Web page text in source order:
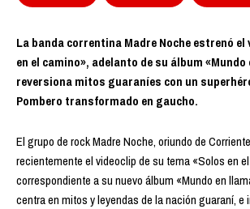
La banda correntina Madre Noche estrenó el
en el camino», adelanto de su álbum
reversiona mitos guaraníes con un
Pombero transformado en gaucho.
El grupo de rock Madre Noche, oriundo de
recientemente el videoclip de su tema «Solos en
correspondiente a su nuevo álbum «Mundo en
centra en mitos y leyendas de la nación guaraní, e